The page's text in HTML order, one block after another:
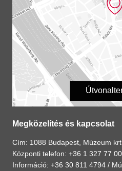
Megközelítés és kapcsolat
Cím: 1088 Budapest, Múzeum
Központi telefon: +36 1 327 77 00
Információ: +36 30 811 4794 /